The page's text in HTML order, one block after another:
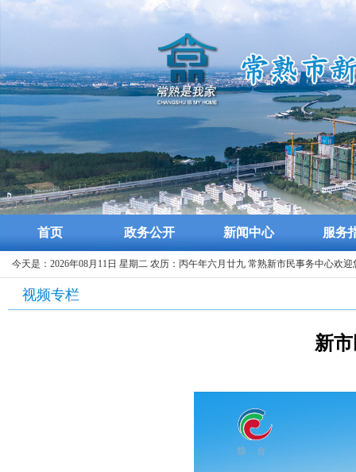
首页 政务公开 新闻中心 服务
今天是：2026年08月11日 星期二 农历：丙午年六月廿九 常熟新市民事务中心欢
视频专栏
新